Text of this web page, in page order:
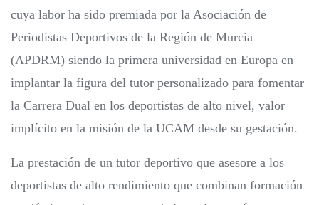
cuya labor ha sido premiada por la Asociación de
Periodistas Deportivos de la Región de Murcia
(APDRM) siendo la primera universidad en Europa en
implantar la figura del tutor personalizado para fomentar
la Carrera Dual en los deportistas de alto nivel, valor
implícito en la misión de la UCAM desde su gestación.
La prestación de un tutor deportivo que asesore a los
deportistas de alto rendimiento que combinan formación